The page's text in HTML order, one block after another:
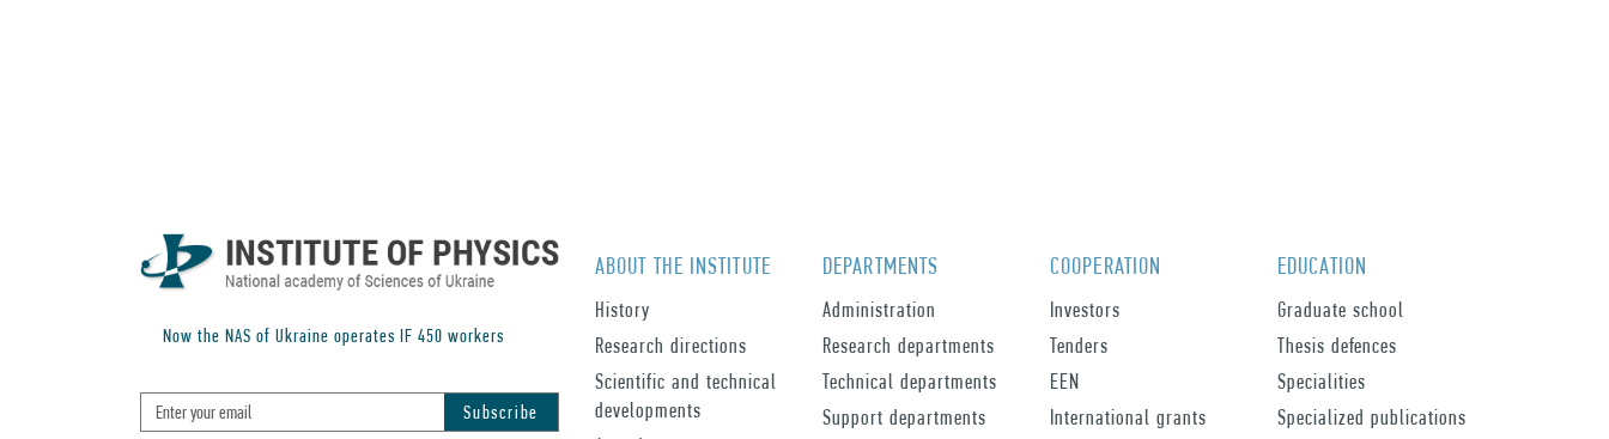
Now the NAS of Ukraine operates IF 450 workers
ABOUT THE INSTITUTE
History
Research directions
Scientific and technical
developments
DEPARTMENTS
Administration
Research departments
Technical departments
Support departments
COOPERATION
Investors
Tenders
EEN
International grants
EDUCATION
Graduate school
Thesis defences
Specialities
Specialized publications